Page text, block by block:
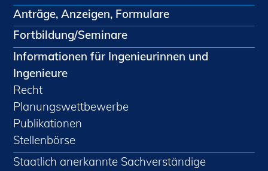
Anträge, Anzeigen, Formulare
Fortbildung/Seminare
Informationen für Ingenieurinnen und
Ingenieure
Recht
Planungswettbewerbe
Publikationen
Stellenbörse
Staatlich anerkannte Sachverständige